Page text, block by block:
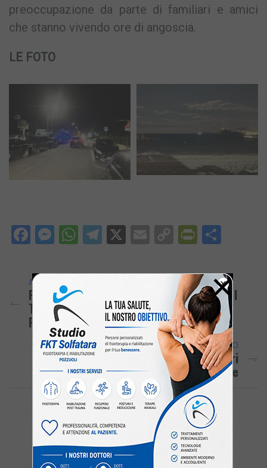
preoccupazione da parte di familiari e amici
che stanno vivendo ore di angoscia.
LE FOTO
Facebook
Messenger
WhatsApp
Telegram
X EmailCopy
ARTICOLO PRECEDENTE
POZZUOLI/ Villani Guida La Fronda Contro I
Tre Puteolani Eletti Nell’assemblea
Regionale Del PD
ARTICOLO SUCCESSIVO
Perquisizioni Antidroga: Carabinieri
Arrestano 38enne
×